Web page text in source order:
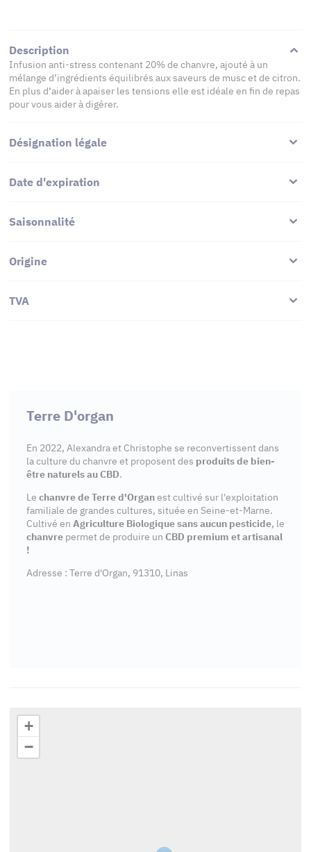
Description
Infusion anti-stress contenant 20% de chanvre, ajouté à un
mélange d’ingrédients équilibrés aux saveurs de musc et de citron.
En plus d’aider à apaiser les tensions elle est idéale en fin de repas
pour vous aider à digérer.
Désignation légale
Date d'expiration
Saisonnalité
Origine
TVA
Terre D'organ
En 2022, Alexandra et Christophe se reconvertissent dans
la culture du chanvre et proposent des produits de bien-
être naturels au CBD.
Le chanvre de Terre d'Organest cultivé sur l'exploitation
familiale de grandes cultures, située en Seine-et-Marne.
Cultivé en Agriculture Biologique sans aucun pesticide, le
chanvre permet de produire un CBD premium et artisanal
!
Adresse : Terre d'Organ, 91310, Linas
+
−